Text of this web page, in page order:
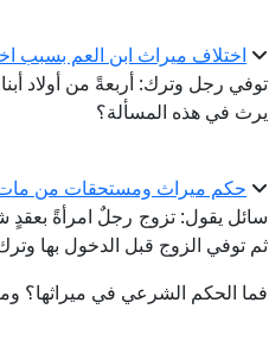
اختلاف ميراث ابن العم بسبب
توفي رجل وترك: أربعةً من أولاد
يرث في هذه المسألة؟
حكم ميراث ومستحقات من مات
سائل يقول: تزوج رجلٌ امرأةً بعقدٍ
ثم توفي الزوج قبل الدخول بها
فما الحكم الشرعي في ميراثها؟